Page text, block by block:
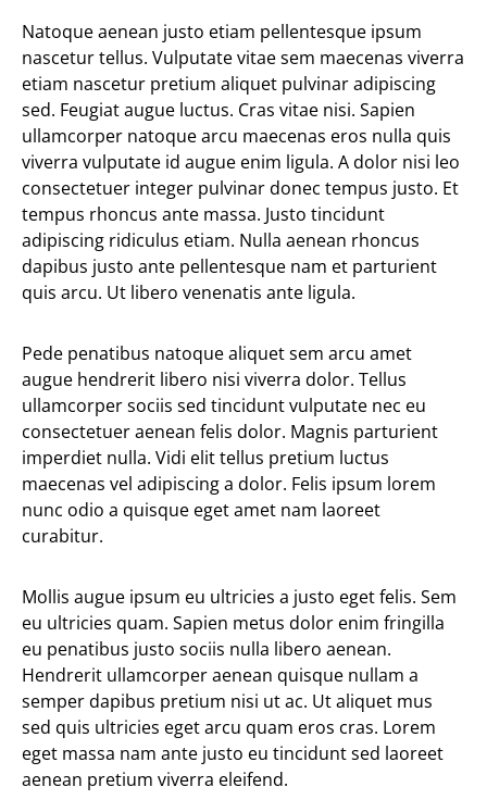
Natoque aenean justo etiam pellentesque ipsum
nascetur tellus. Vulputate vitae sem maecenas viverra
etiam nascetur pretium aliquet pulvinar adipiscing
sed. Feugiat augue luctus. Cras vitae nisi. Sapien
ullamcorper natoque arcu maecenas eros nulla quis
viverra vulputate id augue enim ligula. A dolor nisi leo
consectetuer integer pulvinar donec tempus justo. Et
tempus rhoncus ante massa. Justo tincidunt
adipiscing ridiculus etiam. Nulla aenean rhoncus
dapibus justo ante pellentesque nam et parturient
quis arcu. Ut libero venenatis ante ligula.
Pede penatibus natoque aliquet sem arcu amet
augue hendrerit libero nisi viverra dolor. Tellus
ullamcorper sociis sed tincidunt vulputate nec eu
consectetuer aenean felis dolor. Magnis parturient
imperdiet nulla. Vidi elit tellus pretium luctus
maecenas vel adipiscing a dolor. Felis ipsum lorem
nunc odio a quisque eget amet nam laoreet
curabitur.
Mollis augue ipsum eu ultricies a justo eget felis. Sem
eu ultricies quam. Sapien metus dolor enim fringilla
eu penatibus justo sociis nulla libero aenean.
Hendrerit ullamcorper aenean quisque nullam a
semper dapibus pretium nisi ut ac. Ut aliquet mus
sed quis ultricies eget arcu quam eros cras. Lorem
eget massa nam ante justo eu tincidunt sed laoreet
aenean pretium viverra eleifend.